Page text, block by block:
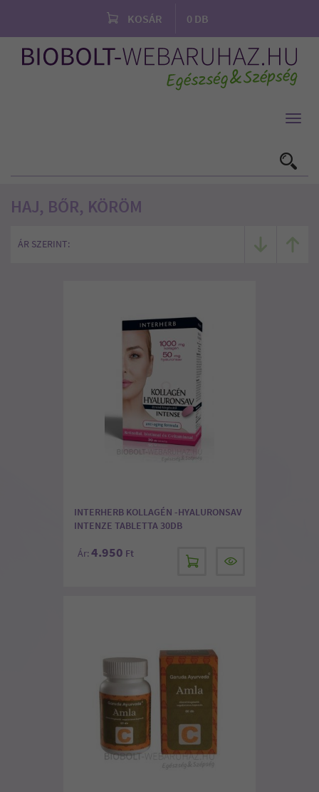
KOSÁR 0 DB
HAJ, BŐR, KÖRÖM
ÁR SZERINT:
INTERHERB KOLLAGÉN -HYALURONSAV
INTENZE TABLETTA 30DB
Ár: 4.950 Ft